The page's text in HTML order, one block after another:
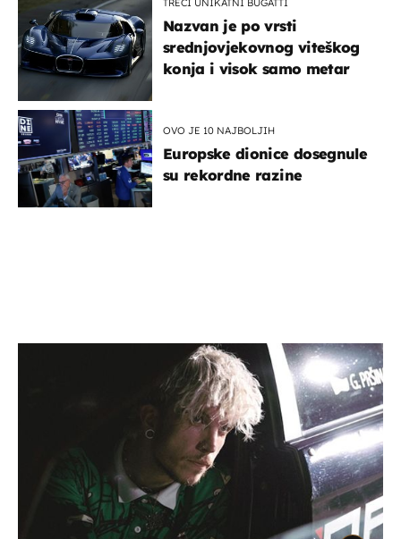
TREĆI UNIKATNI BUGATTI
Nazvan je po vrsti
srednjovjekovnog viteškog
konja i visok samo metar
OVO JE 10 NAJBOLJIH
Europske dionice dosegnule
su rekordne razine